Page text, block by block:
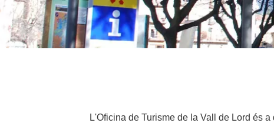
L'Oficina de Turisme de la Vall de Lord és